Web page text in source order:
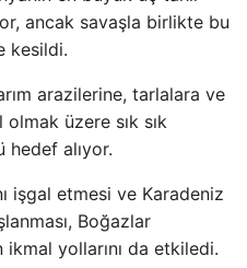
ancak savaşla birlikte bu
kesildi.
arazilerine, tarlalara ve
üzere sık sık
hedef alıyor.
işgal etmesi ve Karadeniz
Boğazlar
ikmal yollarını da etkiledi.